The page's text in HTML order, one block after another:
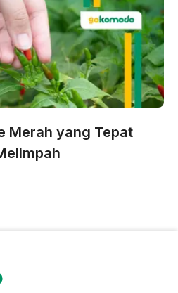
Merah yang Tepat